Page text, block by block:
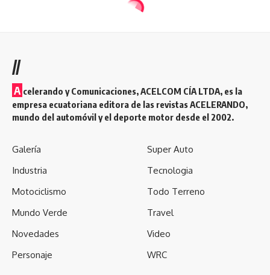
//
A celerando y Comunicaciones, ACELCOM CÍA LTDA, es la
empresa ecuatoriana editora de las revistas ACELERANDO,
mundo del automóvil y el deporte motor desde el 2002.
Galería
Industria
Motociclismo
Mundo Verde
Novedades
Personaje
Super Auto
Tecnologia
Todo Terreno
Travel
Video
WRC